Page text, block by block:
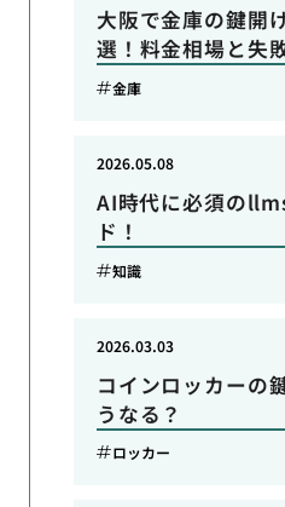
大阪で金庫の鍵開
選！料金相場と失
金庫
AI時代に必須の
ド！
2026.05.08
知識
コインロッカーの
うなる？
2026.03.03
ロッカー